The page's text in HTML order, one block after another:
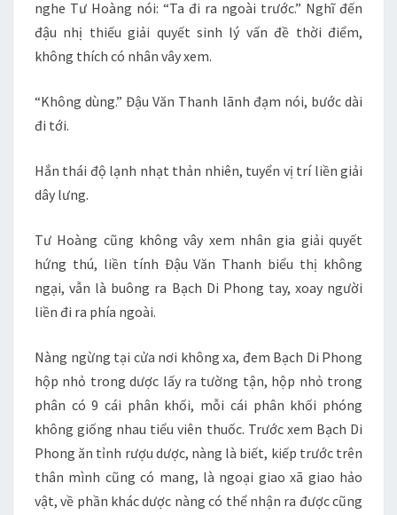
nghe Tư Hoàng nói: “Ta đi ra ngoài trước.” Nghĩ đến
đậu nhị thiếu giải quyết sinh lý vấn đề thời điểm,
không thích có nhân vây xem.
“Không dùng.” Đậu Văn Thanh lãnh đạm nói, bước dài
đi tới.
Hắn thái độ lạnh nhạt thản nhiên, tuyển vị trí liền giải
dây lưng.
Tư Hoàng cũng không vây xem nhân gia giải quyết
hứng thú, liền tính Đậu Văn Thanh biểu thị không
ngại, vẫn là buông ra Bạch Di Phong tay, xoay người
liền đi ra phía ngoài.
Nàng ngừng tại cửa nơi không xa, đem Bạch Di Phong
hộp nhỏ trong dược lấy ra tường tận, hộp nhỏ trong
phân có 9 cái phân khối, mỗi cái phân khối phóng
không giống nhau tiểu viên thuốc. Trước xem Bạch Di
Phong ăn tỉnh rượu dược, nàng là biết, kiếp trước trên
thân mình cũng có mang, là ngoại giao xã giao hảo
vật, về phần khác dược nàng có thể nhận ra được cũng